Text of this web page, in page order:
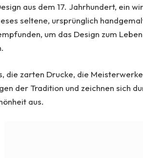
aus dem 17. Jahrhundert, ein
seltene, ursprünglich
um das Design zum
die zarten Drucke, die
der Tradition und zeichnen sich
aus.